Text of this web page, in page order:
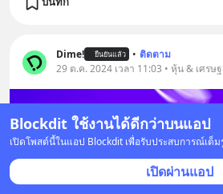
Blockdit ใช้งานได้ดีกว่าบนแอป
เปิดโพสต์นี้ในแอป Blockdit เพื่อรับประสบการณ์เต็
เปิดผ่านแอป
Dime! ยืนยันแล้ว • ติดตาม
29 ต.ค. 2024 เวลา 11:03 • หุ้น & เศรษ